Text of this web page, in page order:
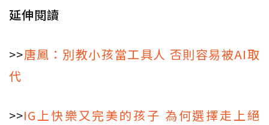
延伸閱讀
>>唐鳳：別教小孩當工具人 否則容易被AI取
代
>>IG上快樂又完美的孩子 為何選擇走上絕